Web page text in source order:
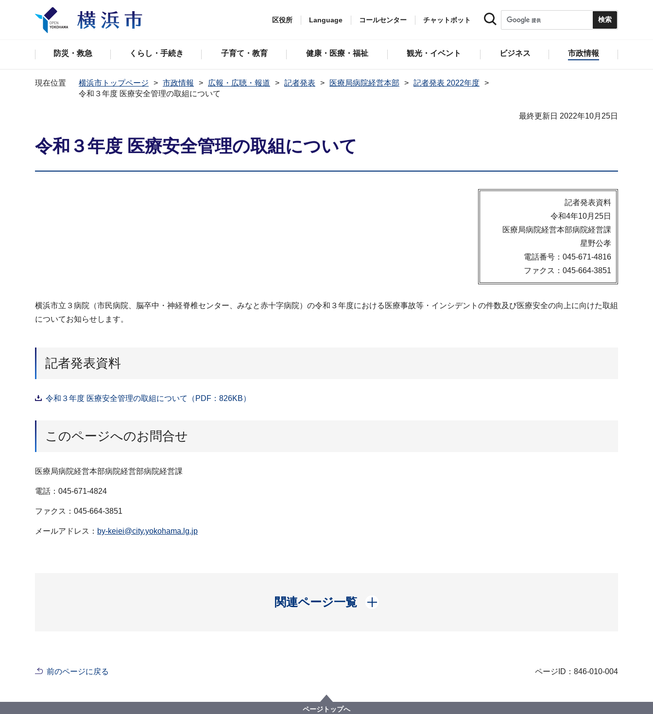
区役所 Language コールセンター チャットボット
防災・救急 くらし・手続き 子育て・教育 健康・医療・福祉 観光・イベント ビジネス 市政情報
現在位置 横浜市トップページ 市政情報 広報・広聴・報道 記者発表 医療局病院経営本部
記者発表 2022年度
令和３年度 医療安全管理の取組について
最終更新日 2022年10月25日
令和３年度 医療安全管理の取組について
記者発表資料
令和4年10月25日
医療局病院経営本部病院経営課
星野公孝
電話番号：045-671-4816
ファクス：045-664-3851
横浜市立３病院（市民病院、脳卒中・神経脊椎センター、みなと赤十字病院）の令和３年度における医療事故等・インシデントの件数及び医療安全の向上に向けた取組
についてお知らせします。
記者発表資料
令和３年度 医療安全管理の取組について（PDF：826KB）
このページへのお問合せ
医療局病院経営本部病院経営部病院経営課
電話：045-671-4824
ファクス：045-664-3851
メールアドレス： by-keiei@city.yokohama.lg.jp
関連ページ一覧
開く
前のページに戻る ページID：846-010-004
ページトップへ